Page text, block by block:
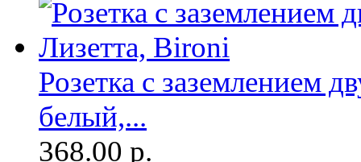
Розетка с заземлением
белый,...
368.00 р.